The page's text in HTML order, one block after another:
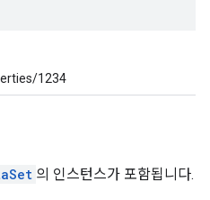
1234
의 인스턴스가 포함됩니다.